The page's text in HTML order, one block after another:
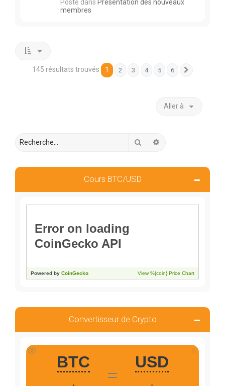
Posté dans Présentation des nouveaux
membres
145 résultats trouvés 1 2 3 4 5 6
Aller à
Rechercher
Cours BTC/USD
Convertisseur de Crypto